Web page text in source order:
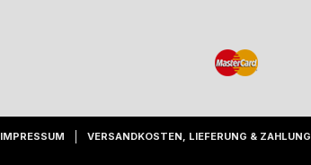
IMPRESSUM VERSANDKOSTEN, LIEFERUNG & ZAHLUNG